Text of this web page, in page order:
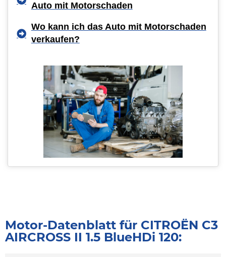
Auto mit Motorschaden
Wo kann ich das Auto mit Motorschaden
verkaufen?
Motor-Datenblatt für CITROËN C3
AIRCROSS II 1.5 BlueHDi 120: